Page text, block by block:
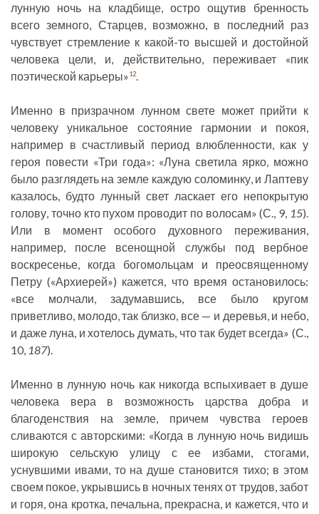
лунную ночь на кладбище, остро ощутив бренность
всего земного, Старцев, возможно, в последний раз
чувствует стремление к какой-то высшей и достойной
человека цели, и, действительно, переживает «пик
поэтической карьеры»12.
Именно в призрачном лунном свете может прийти к
человеку уникальное состояние гармонии и покоя,
например в счастливый период влюбленности, как у
героя повести «Три года»: «Луна светила ярко, можно
было разглядеть на земле каждую соломинку, и Лаптеву
казалось, будто лунный свет ласкает его непокрытую
голову, точно кто пухом проводит по волосам» (С., 9, 15).
Или в момент особого духовного переживания,
например, после всенощной службы под вербное
воскресенье, когда богомольцам и преосвященному
Петру («Архиерей») кажется, что время остановилось:
«все молчали, задумавшись, все было кругом
приветливо, молодо, так близко, все — и деревья, и небо,
и даже луна, и хотелось думать, что так будет всегда» (С.,
10, 187).
Именно в лунную ночь как никогда вспыхивает в душе
человека вера в возможность царства добра и
благоденствия на земле, причем чувства героев
сливаются с авторскими: «Когда в лунную ночь видишь
широкую сельскую улицу с ее избами, стогами,
уснувшими ивами, то на душе становится тихо; в этом
своем покое, укрывшись в ночных тенях от трудов, забот
и горя, она кротка, печальна, прекрасна, и кажется, что и